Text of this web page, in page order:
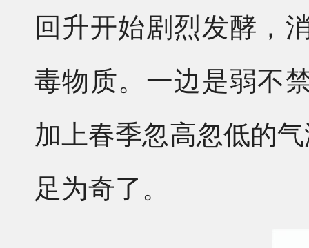
回升开始剧烈发酵，
毒物质。一边是弱不
加上春季忽高忽低的
足为奇了。